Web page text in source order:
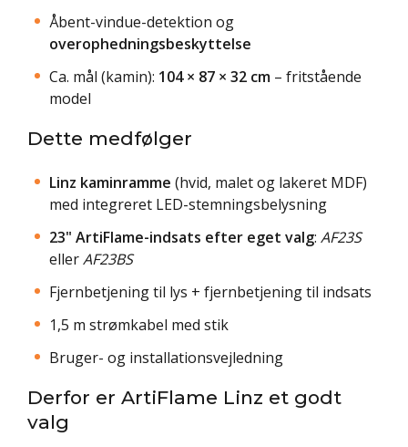
Åbent-vindue-detektion og
overophedningsbeskyttelse
Ca. mål (kamin): 104 × 87 × 32 cm – fritstående
model
Dette medfølger
Linz kaminramme (hvid, malet og lakeret MDF)
med integreret LED-stemningsbelysning
23" ArtiFlame-indsats efter eget valg: AF23S
ellerAF23BS
Fjernbetjening til lys + fjernbetjening til indsats
1,5 m strømkabel med stik
Bruger- og installationsvejledning
Derfor er ArtiFlame Linz et godt
valg